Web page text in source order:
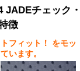
JADEチェック
徴
フィット！
をモッ
います。